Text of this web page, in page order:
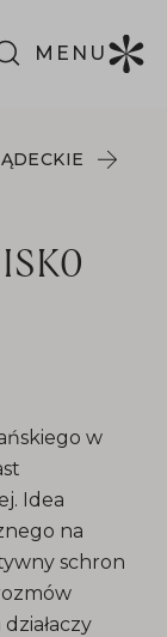
MENU
w
Idea
na
schron